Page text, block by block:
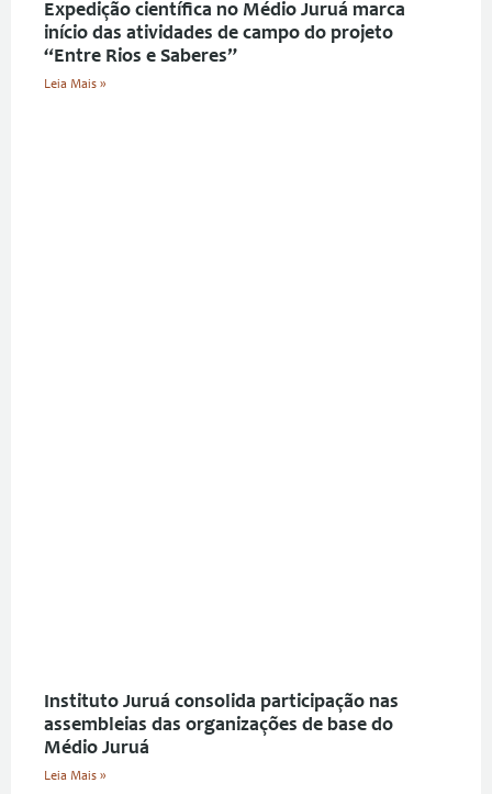
Expedição científica no Médio Juruá marca
início das atividades de campo do projeto
“Entre Rios e Saberes”
Leia Mais »
Instituto Juruá consolida participação nas
assembleias das organizações de base do
Médio Juruá
Leia Mais »